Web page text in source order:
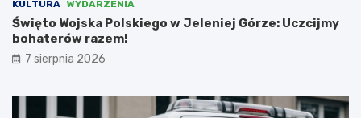
ć
z
N
i
e
a
KULTURA WYDARZENIA
Święto Wojska Polskiego w Jeleniej Górze: Uczcijmy
bohaterów razem!
7 sierpnia 2026